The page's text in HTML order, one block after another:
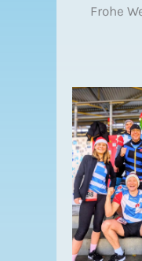
Frohe